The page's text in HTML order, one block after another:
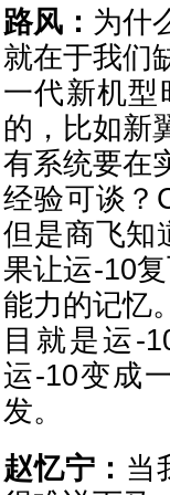
路风： 为什
就在于我们
一代新机型
的，比如新
有系统要在
经验可谈？
但是商飞知
果让运-10
能力的记忆
目就是运-
运-10变成
发。
赵忆宁： 当